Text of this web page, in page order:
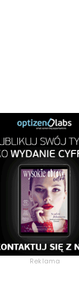
Reklama